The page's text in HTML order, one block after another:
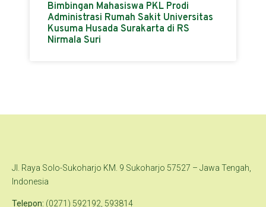
Bimbingan Mahasiswa PKL Prodi
Administrasi Rumah Sakit Universitas
Kusuma Husada Surakarta di RS
Nirmala Suri
Jl. Raya Solo-Sukoharjo KM. 9 Sukoharjo 57527 – Jawa Tengah,
Indonesia
Telepon: (0271) 592192, 593814